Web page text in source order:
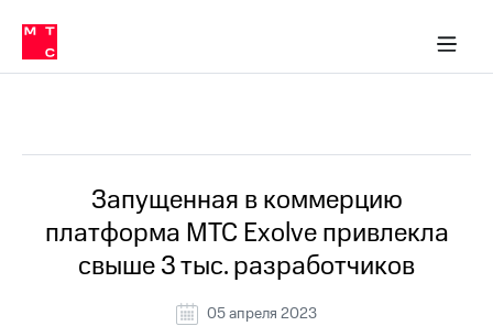
Медиа-центр
и акционерам
Устойчивое развитие
Комплаенс и деловая этика
компании
Карьера
История
компании
Руководство
в МТС
Пресс-
релизы
МТС
о технологиях
Запущенная в коммерцию
платформа МТС Exolve привлекла
свыше 3 тыс. разработчиков
05 апреля 2023